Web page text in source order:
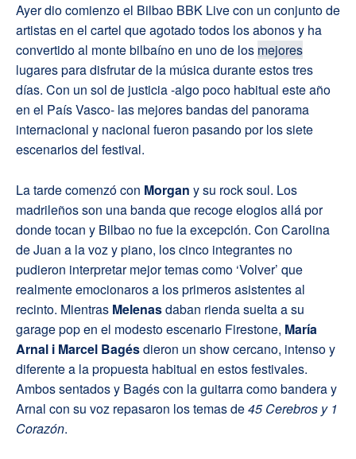
Ayer dio comienzo el Bilbao BBK Live con un conjunto de
artistas en el cartel que agotado todos los abonos y ha
convertido al monte bilbaíno en uno de los mejores
lugares para disfrutar de la música durante estos tres
días. Con un sol de justicia -algo poco habitual este año
en el País Vasco- las mejores bandas del panorama
internacional y nacional fueron pasando por los siete
escenarios del festival.
La tarde comenzó con Morgan y su rock soul. Los
madrileños son una banda que recoge elogios allá por
donde tocan y Bilbao no fue la excepción. Con Carolina
de Juan a la voz y piano, los cinco integrantes no
pudieron interpretar mejor temas como ‘Volver’ que
realmente emocionaros a los primeros asistentes al
recinto. Mientras Melenasdaban rienda suelta a su
garage pop en el modesto escenario Firestone, María
Arnal i Marcel Bagésdieron un show cercano, intenso y
diferente a la propuesta habitual en estos festivales.
Ambos sentados y Bagés con la guitarra como bandera y
Arnal con su voz repasaron los temas de45 Cerebros y 1
Corazón.